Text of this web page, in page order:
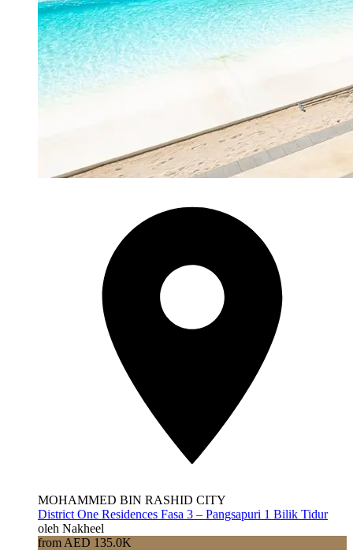
MOHAMMED BIN RASHID CITY
District One Residences Fasa 3 – Pangsapuri 1 Bilik Tidur
oleh Nakheel
from AED 135.0K